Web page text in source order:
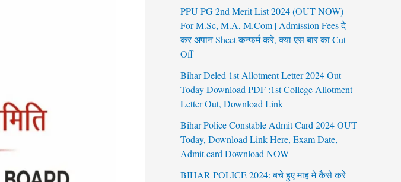
PPU PG 2nd Merit List 2024 (OUT NOW)
For M.Sc, M.A, M.Com | Admission Fees दे
कर अपान Sheet कन्फर्म करे, क्या एस बार का Cut-
Off
Bihar Deled 1st Allotment Letter 2024 Out
Today Download PDF :1st College Allotment
Letter Out, Download Link
Bihar Police Constable Admit Card 2024 OUT
Today, Download Link Here, Exam Date,
Admit card Download NOW
BIHAR POLICE 2024: बचे हुए माह मे कैसे करे